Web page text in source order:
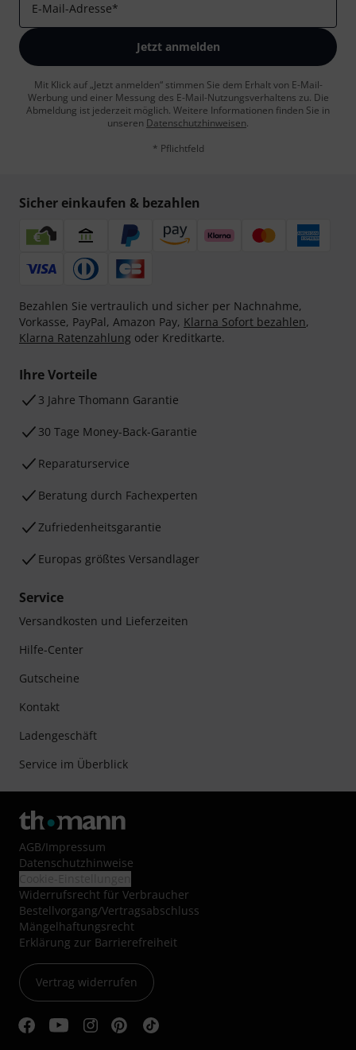
E-Mail-Adresse*
Jetzt anmelden
Mit Klick auf „Jetzt anmelden“ stimmen Sie dem Erhalt von E-Mail-
Werbung und einer Messung des E-Mail-Nutzungsverhaltens zu. Die
Abmeldung ist jederzeit möglich. Weitere Informationen finden Sie in
unseren Datenschutzhinweisen.
* Pflichtfeld
Sicher einkaufen & bezahlen
Bezahlen Sie vertraulich und sicher per Nachnahme,
Vorkasse, PayPal, Amazon Pay, Klarna Sofort bezahlen,
Klarna Ratenzahlung oder Kreditkarte.
Ihre Vorteile
3 Jahre Thomann Garantie
30 Tage Money-Back-Garantie
Reparaturservice
Beratung durch Fachexperten
Zufriedenheitsgarantie
Europas größtes Versandlager
Service
Versandkosten und Lieferzeiten
Hilfe-Center
Gutscheine
Kontakt
Ladengeschäft
Service im Überblick
AGB/Impressum
Datenschutzhinweise
Widerrufsrecht für Verbraucher
Bestellvorgang/Vertragsabschluss
Mängelhaftungsrecht
Erklärung zur Barrierefreiheit
Vertrag widerrufen